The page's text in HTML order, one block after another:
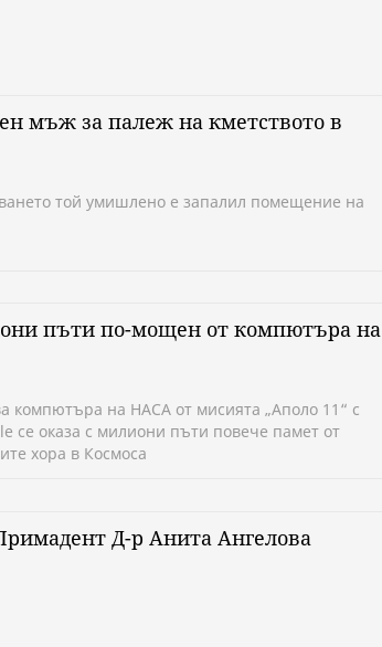
мъж за палеж на кметството в
той умишлено е запалил помещение на
пъти по-мощен от компютъра на
компютъра на НАСА от мисията „Аполо 11“ с
се оказа с милиони пъти повече памет от
хора в Космоса
Д-р Анита Ангелова